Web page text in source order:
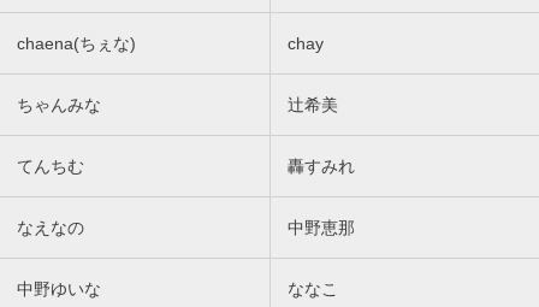
chaena(ちぇな) chay
ちゃんみな 辻希美
てんちむ 轟すみれ
なえなの 中野恵那
中野ゆいな ななこ